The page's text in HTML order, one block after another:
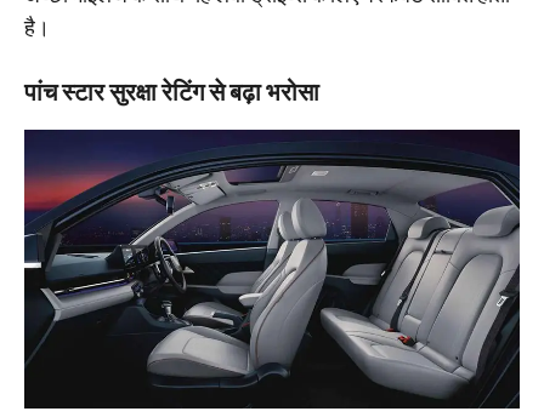
है।
पांच स्टार सुरक्षा रेटिंग से बढ़ा भरोसा